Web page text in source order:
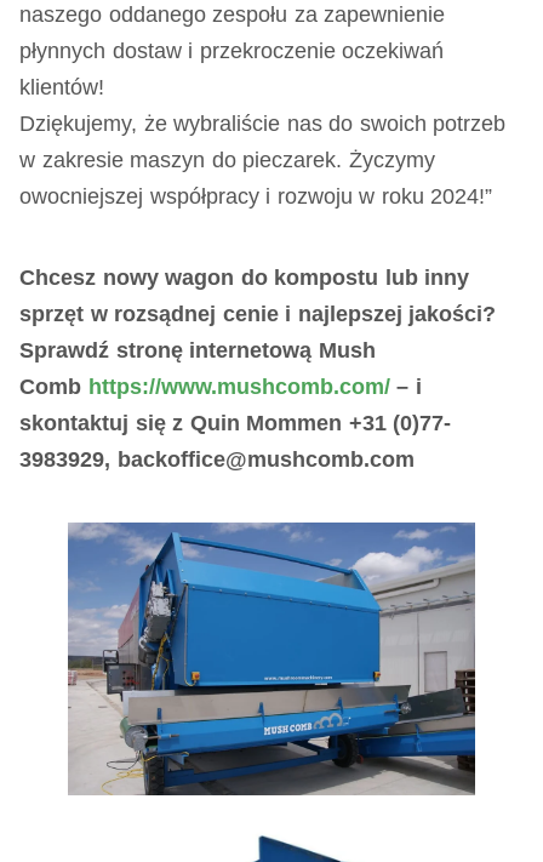
naszego oddanego zespołu za zapewnienie
płynnych dostaw i przekroczenie oczekiwań
klientów!
Dziękujemy, że wybraliście nas do swoich potrzeb
w zakresie maszyn do pieczarek. Życzymy
owocniejszej współpracy i rozwoju w roku 2024!”
Chcesz nowy wagon do kompostu lub inny
sprzęt w rozsądnej cenie i najlepszej jakości?
Sprawdź stronę internetową Mush
Comb https://www.mushcomb.com/– i
skontaktuj się z Quin Mommen +31 (0)77-
3983929, backoffice@mushcomb.com